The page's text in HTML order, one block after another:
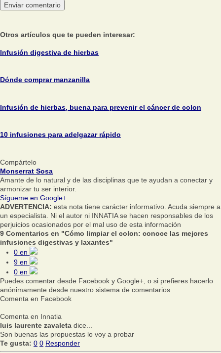
Otros artículos que te pueden interesar:
Infusión digestiva de hierbas
Dónde comprar manzanilla
Infusión de hierbas, buena para prevenir el cáncer de colon
10 infusiones para adelgazar rápido
Compártelo
Monserrat Sosa
Amante de lo natural y de las disciplinas que te ayudan a conectar y
armonizar tu ser interior.
Sígueme en Google+
ADVERTENCIA: esta nota tiene carácter informativo. Acuda siempre a
un especialista. Ni el autor ni INNATIA se hacen responsables de los
perjuicios ocasionados por el mal uso de esta información
9 Comentarios en "Cómo limpiar el colon: conoce las mejores
infusiones digestivas y laxantes"
0 en
9 en
0 en
Puedes comentar desde Facebook y Google+, o si prefieres hacerlo
anónimamente desde nuestro sistema de comentarios
Comenta en Facebook
Comenta en Innatia
luis laurente zavaleta dice...
Son buenas las propuestas lo voy a probar
Te gusta: 0 0 Responder